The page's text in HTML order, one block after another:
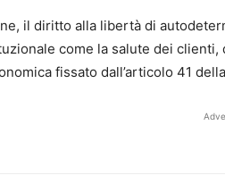
il diritto alla libertà di
come la salute dei
fissato dall’articolo 41